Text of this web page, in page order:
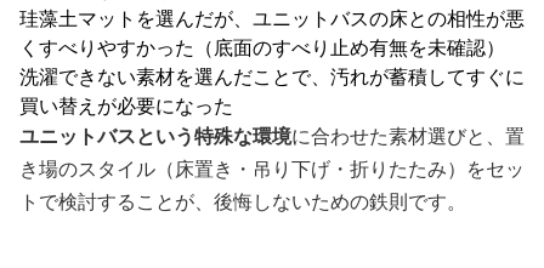
珪藻土マットを選んだが、ユニットバスの床との相性が悪
くすべりやすかった（底面のすべり止め有無を未確認）
洗濯できない素材を選んだことで、汚れが蓄積してすぐに
買い替えが必要になった
ユニットバスという特殊な環境に合わせた素材選びと、置
き場のスタイル（床置き・吊り下げ・折りたたみ）をセッ
トで検討することが、後悔しないための鉄則です。